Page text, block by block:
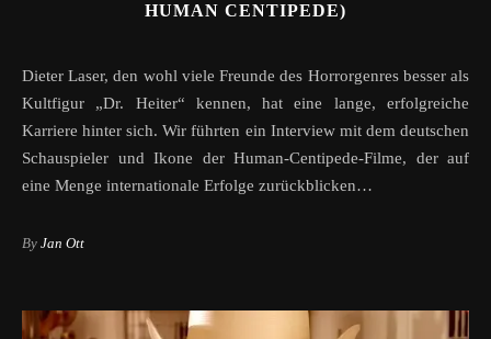
HUMAN CENTIPEDE)
Dieter Laser, den wohl viele Freunde des Horrorgenres besser als
Kultfigur „Dr. Heiter“ kennen, hat eine lange, erfolgreiche
Karriere hinter sich. Wir führten ein Interview mit dem deutschen
Schauspieler und Ikone der Human-Centipede-Filme, der auf
eine Menge internationale Erfolge zurückblicken…
By Jan Ott